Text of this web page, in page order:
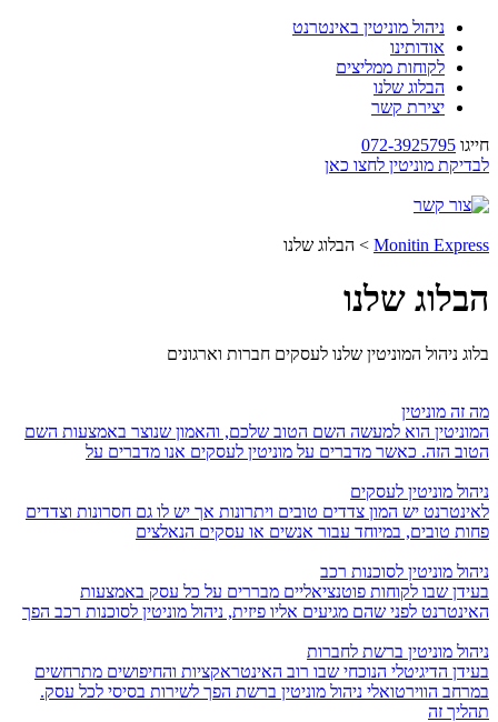
ניהול מוניטין באינטרנט
אודותינו
לקוחות ממליצים
הבלוג שלנו
יצירת קשר
חייגו 072-3925795
לבדיקת מוניטין לחצו כאן
Monitin Express
> הבלוג שלנו
הבלוג שלנו
בלוג ניהול המוניטין שלנו לעסקים חברות וארגונים
מה זה מוניטין
המוניטין הוא למעשה השם הטוב שלכם, והאמון שנוצר באמצעות השם
הטוב הזה. כאשר מדברים על מוניטין לעסקים אנו מדברים על
ניהול מוניטין לעסקים
לאינטרנט יש המון צדדים טובים ויתרונות אך יש לו גם חסרונות וצדדים
פחות טובים, במיוחד עבור אנשים או עסקים הנאלצים
ניהול מוניטין לסוכנות רכב
בעידן שבו לקוחות פוטנציאליים מבררים על כל עסק באמצעות
האינטרנט לפני שהם מגיעים אליו פיזית, ניהול מוניטין לסוכנות רכב הפך
ניהול מוניטין ברשת לחברות
בעידן הדיגיטלי הנוכחי שבו רוב האינטראקציות והחיפושים מתרחשים
במרחב הווירטואלי ניהול מוניטין ברשת הפך לשירות בסיסי לכל עסק.
תהליך זה